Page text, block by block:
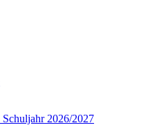
2026/2027